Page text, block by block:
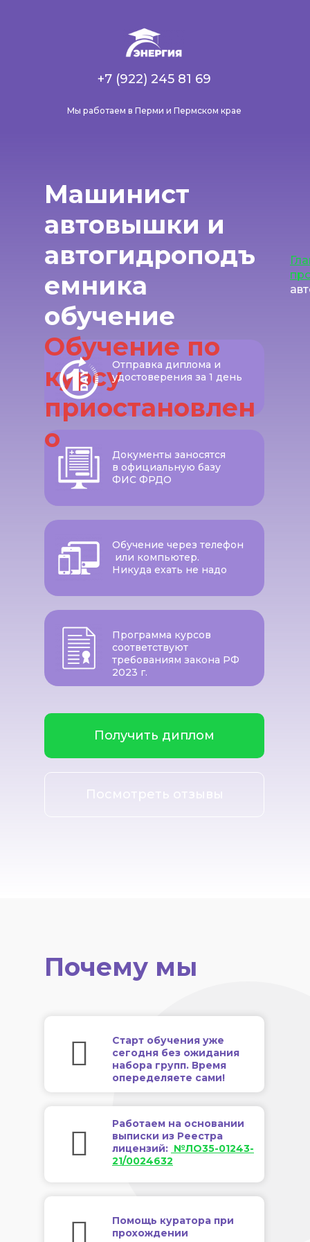
Мы работаем в Перми и Пермском крае
+7 (922) 245 81 69
Машинист
автовышки и
автогидроподъ
емника
обучение
Обучение по
курсу
приостановлен
о
Получить диплом
Отправка диплома и
удостоверения за 1 день
Документы заносятся
в официальную базу
ФИС ФРДО
Обучение через телефон
или компьютер.
Никуда ехать не надо
Программа курсов
соответствуют
требованиям закона РФ
2023 г.
Посмотреть отзывы
Почему мы
Старт обучения уже
сегодня без ожидания
набора групп. Время
опеределяете сами!
Работаем на основании
выписки из Реестра
лицензий: №ЛО35-01243-
21/0024632
Помощь куратора при
прохождении